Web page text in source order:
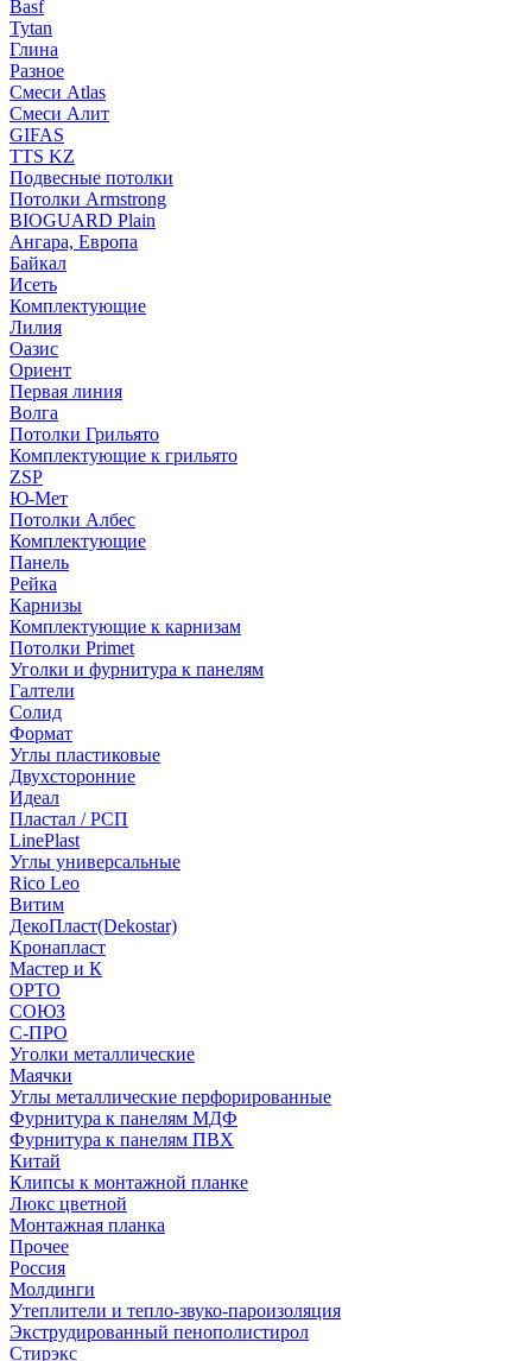
Basf
Tytan
Глина
Разное
Смеси Atlas
Смеси Алит
GIFAS
TTS KZ
Подвесные потолки
Потолки Armstrong
BIOGUARD Plain
Ангара, Европа
Байкал
Исеть
Комплектующие
Лилия
Оазис
Ориент
Первая линия
Волга
Потолки Грильято
Комплектующие к грильято
ZSP
Ю-Мет
Потолки Албес
Комплектующие
Панель
Рейка
Карнизы
Комплектующие к карнизам
Потолки Primet
Уголки и фурнитура к панелям
Галтели
Солид
Формат
Углы пластиковые
Двухсторонние
Идеал
Пластал / РСП
LinePlast
Углы универсальные
Rico Leo
Витим
ДекоПласт(Dekostar)
Кронапласт
Мастер и К
ОРТО
СОЮЗ
С-ПРО
Уголки металлические
Маячки
Углы металлические перфорированные
Фурнитура к панелям МДФ
Фурнитура к панелям ПВХ
Китай
Клипсы к монтажной планке
Люкс цветной
Монтажная планка
Прочее
Россия
Молдинги
Утеплители и тепло-звуко-пароизоляция
Экструдированный пенополистирол
Стирэкс